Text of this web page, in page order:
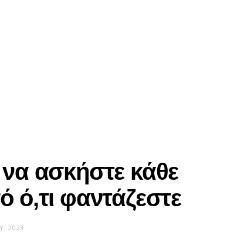
ασκήστε κάθε
ό,τι φαντάζεστε
2023